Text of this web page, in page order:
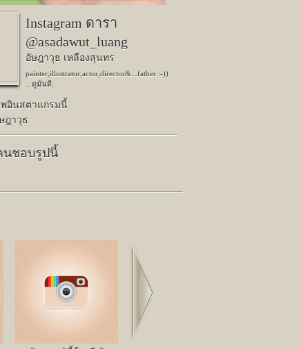
Instagram ดารา
@asadawut_luang
อัษฎาวุธ เหลืองสุนทร
painter,illustrator,actor,director&...father :-))
...ดูมันดี...
อินสตาแกรมนี้
ฎาวุธ
นชอบรูปนี้